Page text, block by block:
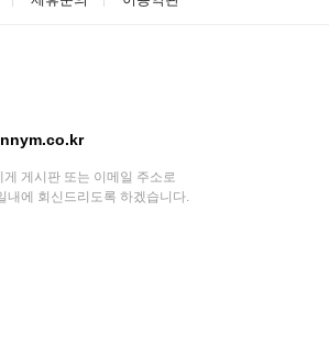
게시판 또는 이메일 주소로
내에 회신드리도록 하겠습니다.